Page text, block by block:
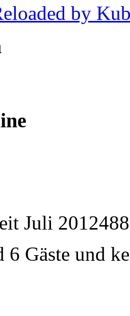
by
Juli 2012
6 Gäste und